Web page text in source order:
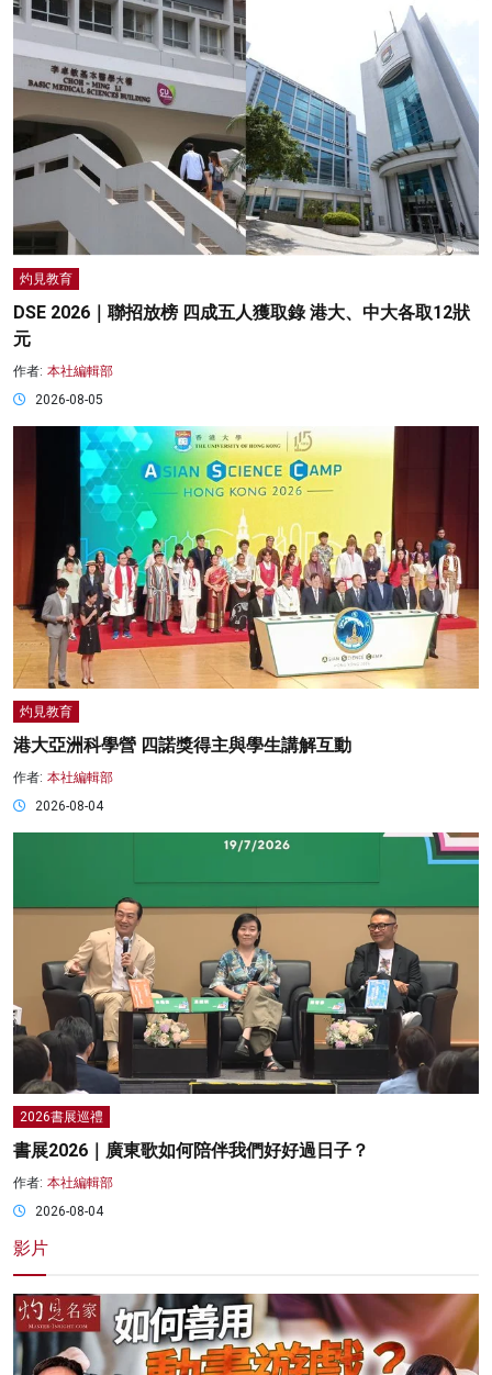
灼見教育
DSE 2026｜聯招放榜 四成五人獲取錄 港大、中大各取12狀
元
作者: 本社編輯部
2026-08-05
灼見教育
港大亞洲科學營 四諾獎得主與學生講解互動
作者: 本社編輯部
2026-08-04
2026書展巡禮
書展2026｜廣東歌如何陪伴我們好好過日子？
作者: 本社編輯部
2026-08-04
影片